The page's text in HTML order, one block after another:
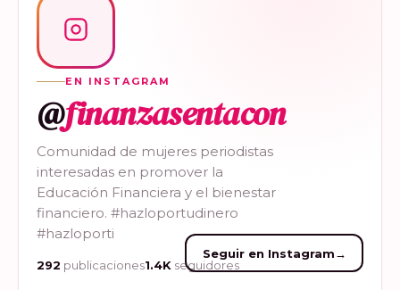
EN INSTAGRAM
@finanzasentacon
Comunidad de mujeres periodistas
interesadas en promover la
Educación Financiera y el bienestar
financiero. #hazloportudinero
#hazloporti
292 publicaciones1.4K seguidores
Seguir en Instagram→